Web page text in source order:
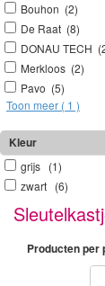
Bouhon (2)
De Raat (8)
DONAU TECH
Merkloos (2)
Pavo (5)
Toon meer ( 1 )
Kleur
grijs (1)
zwart (6)
Producten per